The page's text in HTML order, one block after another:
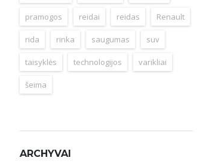
pramogos reidai reidas Renault
rida rinka saugumas suv
taisyklės technologijos varikliai
šeima
ARCHYVAI